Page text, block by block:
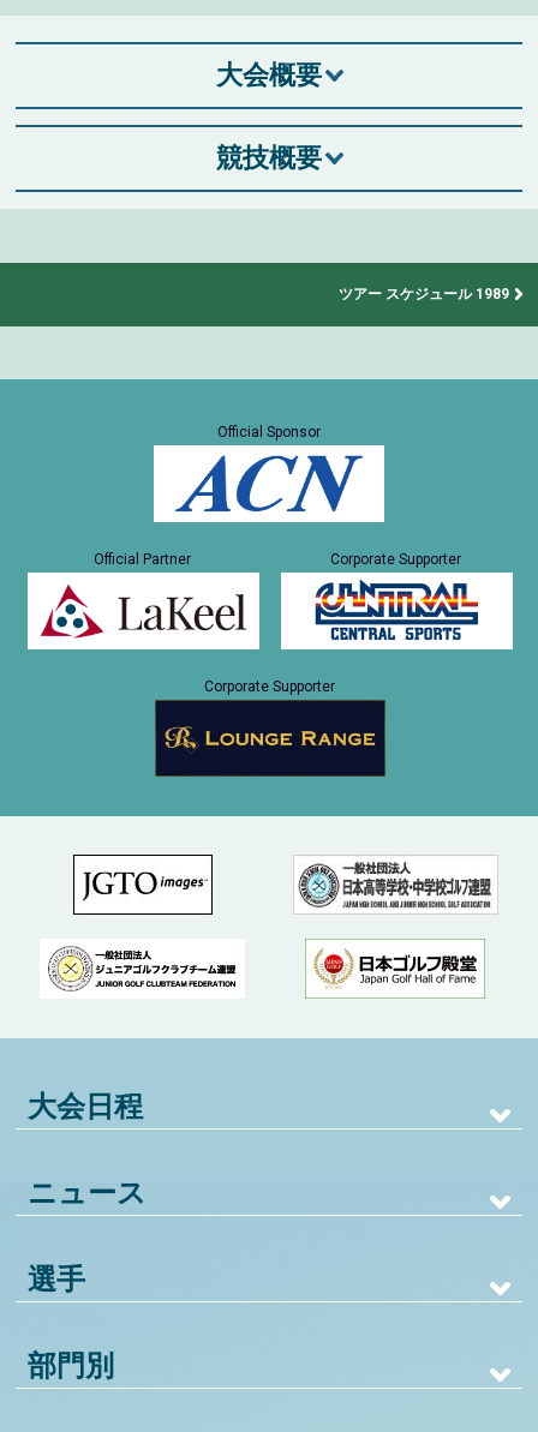
大会概要
競技概要
ツアー スケジュール 1989
Official Sponsor
Official Partner Corporate Supporter
Corporate Supporter
大会日程
ニュース
選手
部門別